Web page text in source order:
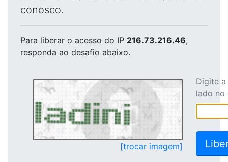
conosco.
Para liberar o acesso do IP 216.73.216.46,
responda ao desafio abaixo.
[trocar imagem]
Digite
lado no